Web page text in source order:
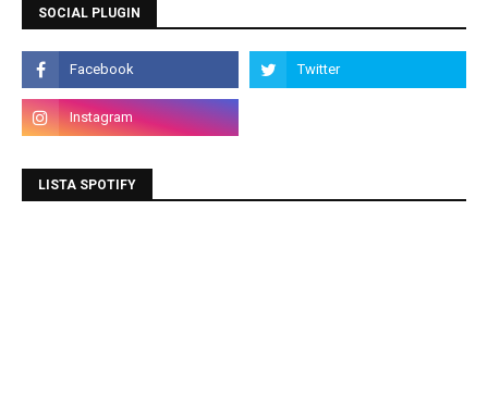
SOCIAL PLUGIN
LISTA SPOTIFY